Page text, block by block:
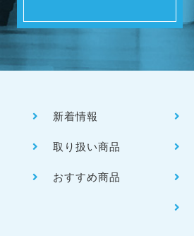
新着情報
取り扱い商品
おすすめ商品